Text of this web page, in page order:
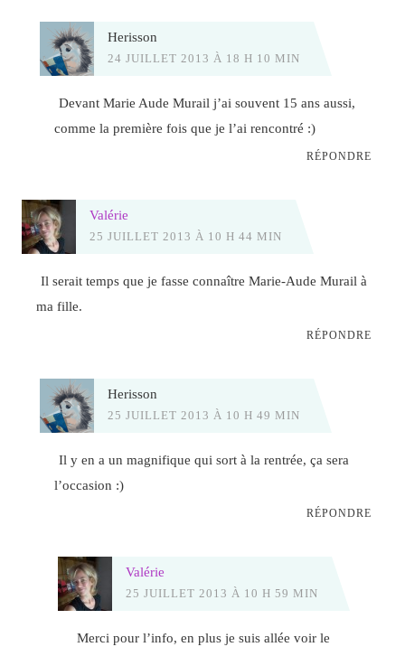
Herisson
24 JUILLET 2013 À 18 H 10 MIN
Devant Marie Aude Murail j’ai souvent 15 ans aussi,
comme la première fois que je l’ai rencontré :)
RÉPONDRE
Valérie
25 JUILLET 2013 À 10 H 44 MIN
Il serait temps que je fasse connaître Marie-Aude Murail à
ma fille.
RÉPONDRE
Herisson
25 JUILLET 2013 À 10 H 49 MIN
Il y en a un magnifique qui sort à la rentrée, ça sera
l’occasion :)
RÉPONDRE
Valérie
25 JUILLET 2013 À 10 H 59 MIN
Merci pour l’info, en plus je suis allée voir le